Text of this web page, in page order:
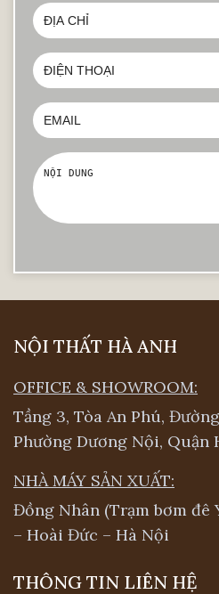
hẹp trong mẫu mã và ý
tủ quần áo làm từ gỗ
ứng được những thiết
Tủ gỗ tự nhiên đa
thiết kế từ : nội thất cổ
điển hay nội thất hiện
đều toát lên phong
thích mà chủ nhà đang
trọng và lôi cuốn từ vân
hoạt trong từng chi tiết
sang trọng mà khả
tiết và mối mọt tuyệt
dài sử dụng vẫn giữ
mới của màu sắc và
NỘI THẤT HÀ ANH
OFFICE & SHOWROOM:
Tầng 3, Tòa An Phú,
Phường Dương Nội, Quận
NHÀ MÁY SẢN XUẤT:
Đồng Nhân (Trạm bơm đê
– Hoài Đức – Hà Nội
THÔNG TIN LIÊN HỆ